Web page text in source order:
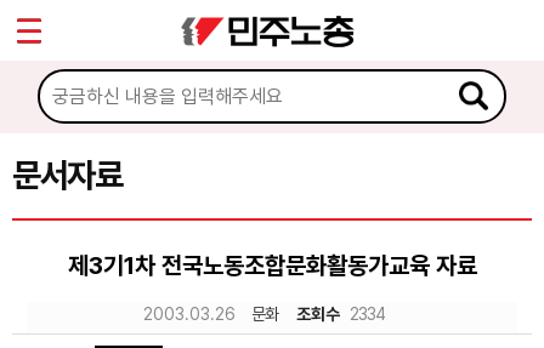
문서자료
제3기1차 전국노동조합문화활동가교육 자료
2003.03.26 문화 조회수 2334
마이페이지
소개
소식
Sketchbook5, 스케치북5
Sketchbook5, 스케치북5